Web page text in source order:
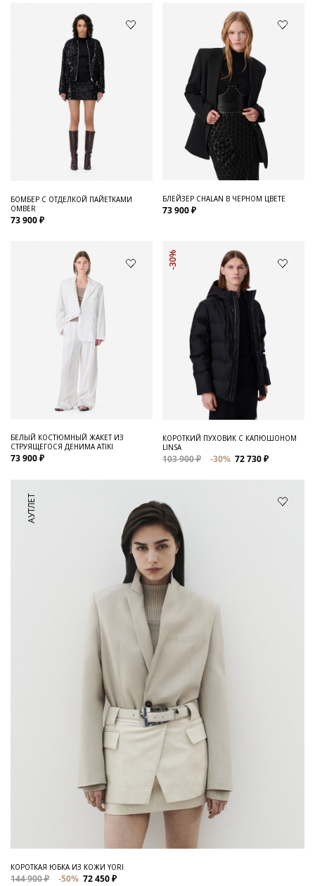
БОМБЕР С ОТДЕЛКОЙ ПАЙЕТКАМИ
OMBER
73 900 ₽
БЛЕЙЗЕР CHALAN В ЧЕРНОМ ЦВЕТЕ
73 900 ₽
БЕЛЫЙ КОСТЮМНЫЙ ЖАКЕТ ИЗ
СТРУЯЩЕГОСЯ ДЕНИМА ATIKI
73 900 ₽
-30%
КОРОТКИЙ ПУХОВИК С КАПЮШОНОМ
LINSA
103 900 ₽ -30% 72 730 ₽
АУТЛЕТ
КОРОТКАЯ ЮБКА ИЗ КОЖИ YORI
144 900 ₽ -50% 72 450 ₽